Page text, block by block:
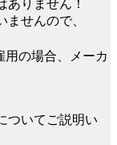
ありません！
せんので、
の場合、メーカ
ついてご説明い